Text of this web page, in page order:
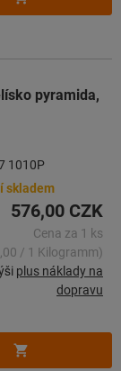
pyramida,
1010P
skladem
576,00 CZK
Cena za 1 ks
/ 1 Kilogramm)
plus náklady na
dopravu